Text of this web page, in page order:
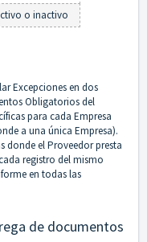
o inactivo
Excepciones en dos
Obligatorios del
para cada Empresa
a una única Empresa).
donde el Proveedor presta
registro del mismo
en todas las
de documentos